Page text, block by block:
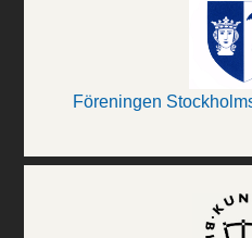
Föreningen